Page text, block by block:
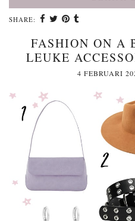
SHARE:
FASHION ON A
LEUKE
4 FEBRUARI